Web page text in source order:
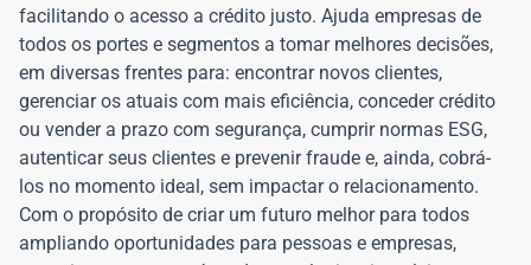
facilitando o acesso a crédito justo. Ajuda empresas de
todos os portes e segmentos a tomar melhores decisões,
em diversas frentes para: encontrar novos clientes,
gerenciar os atuais com mais eficiência, conceder crédito
ou vender a prazo com segurança, cumprir normas ESG,
autenticar seus clientes e prevenir fraude e, ainda, cobrá-
los no momento ideal, sem impactar o relacionamento.
Com o propósito de criar um futuro melhor para todos
ampliando oportunidades para pessoas e empresas,